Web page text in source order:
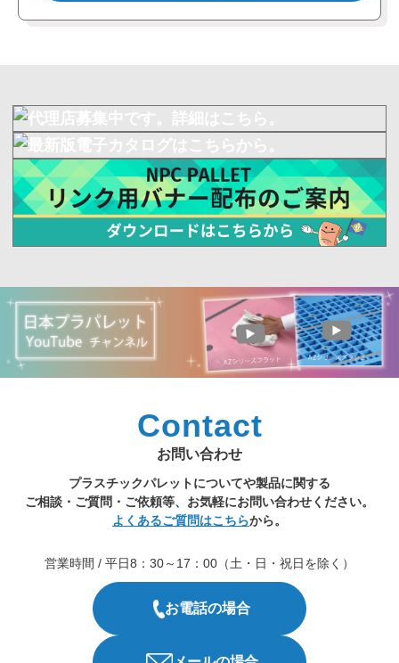
Contact
お問い合わせ
プラスチックパレットについてや製品に関する
ご相談・ご質問・ご依頼等、お気軽にお問い合わせください。
よくあるご質問はこちらから。
営業時間 / 平日8：30～17：00（土・日・祝日を除く）
お電話の場合